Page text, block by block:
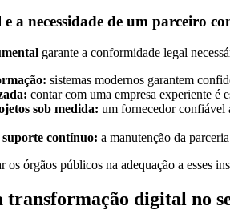
a necessidade de um parceiro
garante a conformidade legal
sistemas modernos garantem
contar com uma empresa experiente é
sob medida: um fornecedor confiável
contínuo: a manutenção da
órgãos públicos na adequação a esses
transformação digital no